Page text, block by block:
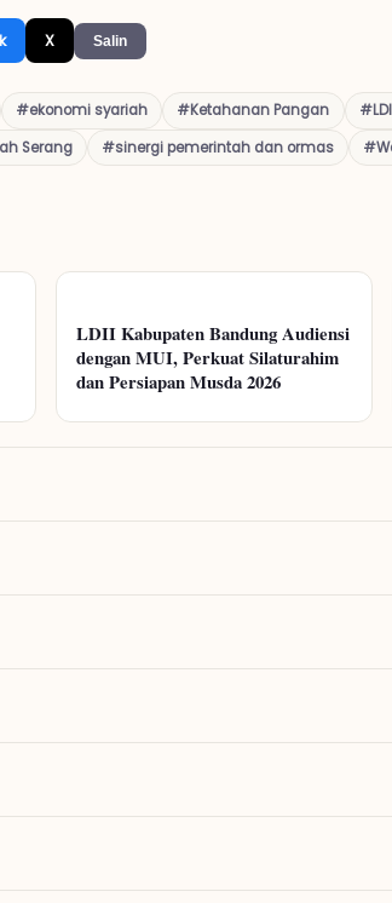
X Salin
#ekonomi syariah #Ketahanan Pangan
Serang #sinergi pemerintah dan ormas
LDII Kabupaten Bandung Audiensi
dengan MUI, Perkuat Silaturahim
dan Persiapan Musda 2026